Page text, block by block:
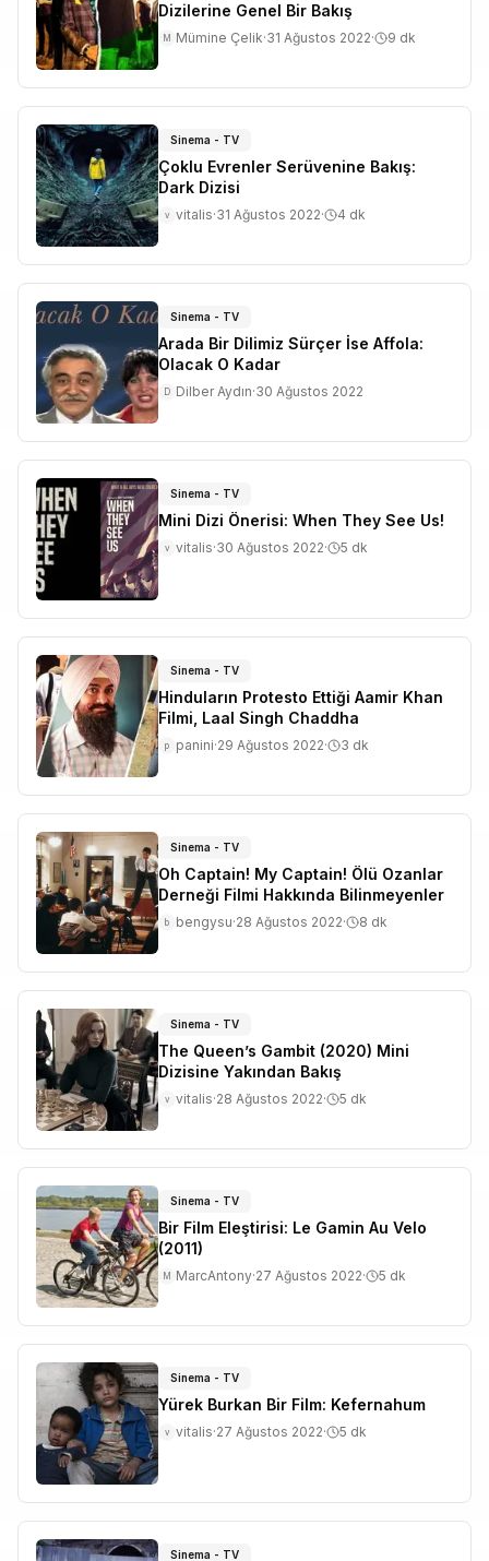
Dizilerine Genel Bir Bakış
M Mümine Çelik·31 Ağustos 2022· 9 dk
Sinema - TV
Çoklu Evrenler Serüvenine Bakış:
Dark Dizisi
v vitalis·31 Ağustos 2022· 4 dk
Sinema - TV
Arada Bir Dilimiz Sürçer İse Affola:
Olacak O Kadar
D Dilber Aydın·30 Ağustos 2022
Sinema - TV
Mini Dizi Önerisi: When They See Us!
v vitalis·30 Ağustos 2022· 5 dk
Sinema - TV
Hinduların Protesto Ettiği Aamir Khan
Filmi, Laal Singh Chaddha
p panini·29 Ağustos 2022· 3 dk
Sinema - TV
Oh Captain! My Captain! Ölü Ozanlar
Derneği Filmi Hakkında Bilinmeyenler
b bengysu·28 Ağustos 2022· 8 dk
Sinema - TV
The Queen’s Gambit (2020) Mini
Dizisine Yakından Bakış
v vitalis·28 Ağustos 2022· 5 dk
Sinema - TV
Bir Film Eleştirisi: Le Gamin Au Velo
(2011)
M MarcAntony·27 Ağustos 2022· 5 dk
Sinema - TV
Yürek Burkan Bir Film: Kefernahum
v vitalis·27 Ağustos 2022· 5 dk
Sinema - TV